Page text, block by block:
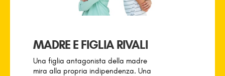
MADRE E FIGLIA RIVALI
Una figlia antagonista della madre
mira alla propria indipendenza. Una